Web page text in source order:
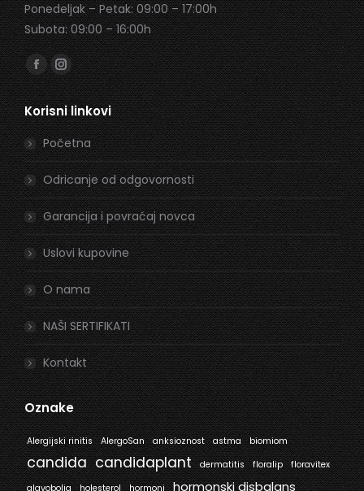
Ponedeljak – Petak: 09:00 – 17:00h
Subota: 09:00 – 16:00h
Find us on:
Facebook
page
opens
in
new
window
Instagram
page
opens
in
new
window
Korisni linkovi
Početna
Odricanje od odgovornosti
Garancija i povraćaj novca
Uslovi kupovine
O nama
NAŠI SERTIFIKATI
Kontakt
Oznake
Alergijski rinitis AlergoSan anksioznost astma biomiom
candida candidaplant dermatitis floralip
floravitex
glavobolja
holesterol hormoni hormonski disbalans